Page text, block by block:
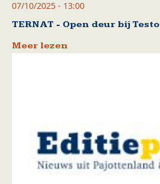
07/10/2025 - 13:00
TERNAT - Open deur bij Testo
Meer lezen